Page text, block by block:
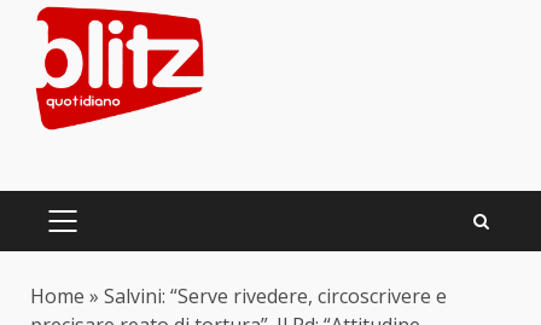
content
PRIMARY
Home » Salvini: “Serve rivedere, circoscrivere e